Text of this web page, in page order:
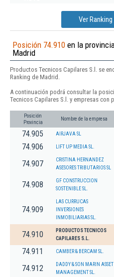
Ver
Posición 74.910 en la
Madrid
Productos Tecnicos Capilares S.l. se
Ranking de Madrid.
A continuación podrá consultar la
Tecnicos Capilares S.l. y empresas con
Posición
Provincia
Nombre de la empresa
74.905 AIRJAVA SL
74.906 LIFT UP MEDIA SL.
74.907
CRISTINA HERNANDEZ
ASESORES TRIBUTARIOS SL
74.908
GF CONSTRUCCION
SOSTENIBLE SL.
74.909
LAS CURRUCAS
INVERSIONES
INMOBILIARIAS SL.
74.910
PRODUCTOS TECNICOS
CAPILARES S.L.
74.911 CAMBER & BERCAM SL.
74.912
DADDY & SON MARIN ASSET
MANAGEMENT SL.